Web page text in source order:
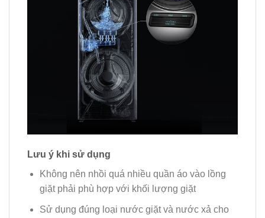
Lưu ý khi sử dụng
Không nên nhồi quá nhiều quần áo vào lồng
giặt phải phù hợp với khối lượng giặt
Sử dụng đúng loại nước giặt và nước xả cho